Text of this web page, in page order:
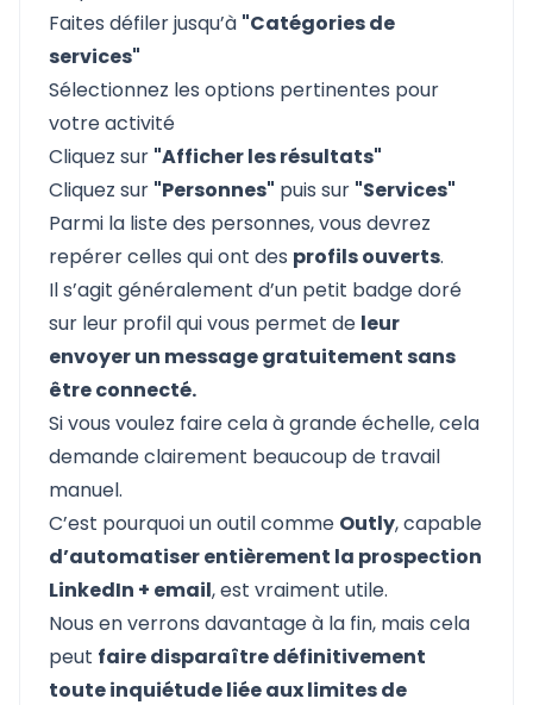
Faites défiler jusqu’à "Catégories de
services"
Sélectionnez les options pertinentes pour
votre activité
Cliquez sur "Afficher les résultats"
Cliquez sur "Personnes" puis sur "Services"
Parmi la liste des personnes, vous devrez
repérer celles qui ont des profils ouverts.
Il s’agit généralement d’un petit badge doré
sur leur profil qui vous permet de leur
envoyer un message gratuitement sans
être connecté.
Si vous voulez faire cela à grande échelle, cela
demande clairement beaucoup de travail
manuel.
C’est pourquoi un outil comme Outly, capable
d’automatiser entièrement la prospection
LinkedIn + email, est vraiment utile.
Nous en verrons davantage à la fin, mais cela
peut faire disparaître définitivement
toute inquiétude liée aux limites de